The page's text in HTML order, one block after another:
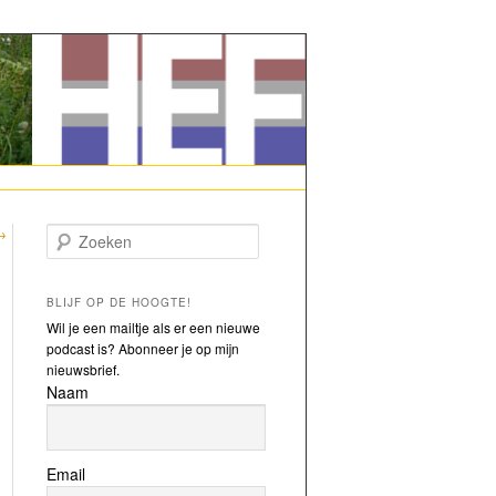
Zoeken
BLIJF OP DE HOOGTE!
Wil je een mailtje als er een nieuwe
podcast is? Abonneer je op mijn
nieuwsbrief.
Naam
Email